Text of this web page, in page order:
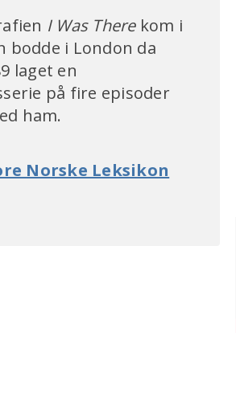
I Was Therekom i
bodde i London da
laget en
på fire episoder
ham.
Norske Leksikon